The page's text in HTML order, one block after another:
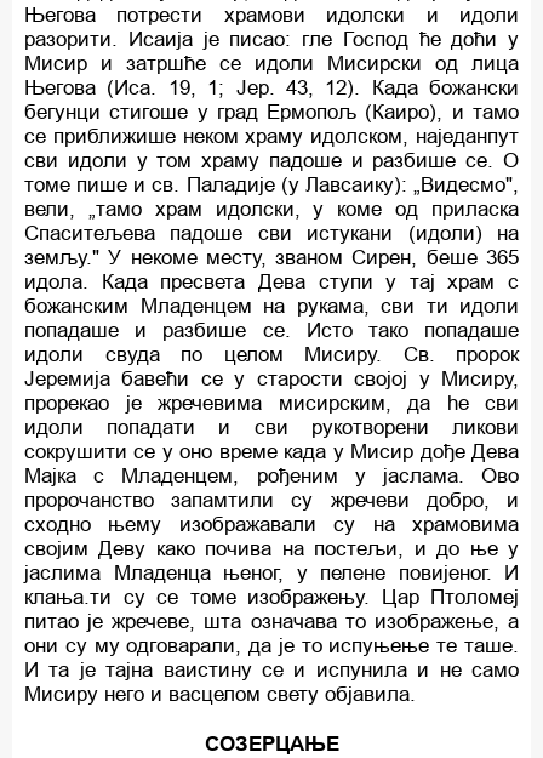
Његова потрести храмови идолски и идоли
разорити. Исаија је писао: гле Господ ће доћи у
Мисир и затршће се идоли Мисирски од лица
Његова (Иса. 19, 1; Јер. 43, 12). Када божански
бегунци стигоше у град Ермопољ (Каиро), и тамо
се приближише неком храму идолском, наједанпут
сви идоли у том храму падоше и разбише сe. O
томе пише и св. Паладије (у Лавсаику): „Видесмо",
вели, „тамо храм идолски, у коме од приласка
Спаситељева падоше сви истукани (идоли) на
земљу." У некоме месту, званом Сирен, беше 365
идола. Када пресвета Дева ступи у тај храм c
божанским Младенцем на рукама, сви ти идоли
попадаше и разбише се. Исто тако попадаше
идоли свуда по целом Мисиру. Св. пророк
Јеремија бавећи се у старости својој у Мисиру,
прорекао је жречевима мисирским, да he сви
идоли попадати и сви рукотворени ликови
сокрушити се у оно време када у Мисир дође Дева
Мајка c Младенцем, рођеним у јаслама. Ово
пророчанство запамтили су жречеви добро, и
сходно њему изображавали су на храмовима
својим Деву како почива на постељи, и до ње у
јаслима Младенца њеног, у пелене повијеног. И
клања.ти су се томе изображењу. Цар Птоломеј
питао је жречеве, шта означава то изображење, a
они су му одговарали, да је то испуњење те таше.
И та је тајна ваистину се и испунила и не само
Мисиру него и васцелом свету објавила.
СОЗЕРЦАЊЕ